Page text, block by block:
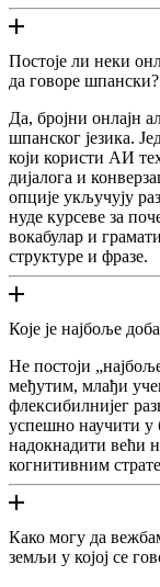
Постоје ли неки
да говоре шпански?
Да, бројни онлајн
шпанског језика.
који користи АИ
дијалога и
опције укључују
нуде курсеве за
вокабулар и
структуре и фразе.
Које је најбоље
Не постоји
међутим, млађи
флексибилнијег
успешно научити у
надокнадити већи
когнитивним
Како могу да
земљи у којој се